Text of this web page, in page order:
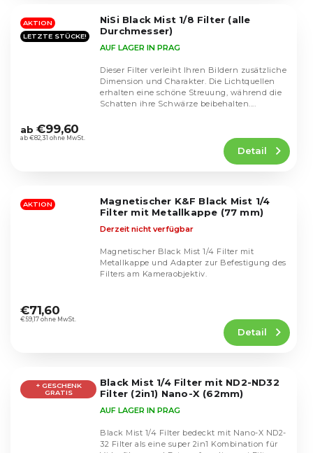
Sternen.
AKTION
LETZTE STÜCKE!
NiSi Black Mist 1/8 Filter (alle
Durchmesser)
durchschnittliche
Produktbewertung
Sternen.
AUF LAGER IN PRAG
ab €82,31 ohne MwSt.
ab €99,60
Detail
Dieser Filter verleiht Ihren Bildern zusätzliche
Dimension und Charakter. Die Lichtquellen
erhalten eine schöne Streuung, während die
Schatten ihre Schwärze beibehalten....
AKTION
Magnetischer K&F Black Mist 1/4
Filter mit Metallkappe (77 mm)
durchschnittliche
Produktbewertung
Sternen.
Derzeit nicht verfügbar
€59,17 ohne MwSt.
€71,60
Detail
Magnetischer Black Mist 1/4 Filter mit
Metallkappe und Adapter zur Befestigung des
Filters am Kameraobjektiv.
+ GESCHENK
GRATIS
Black Mist 1/4 Filter mit ND2-ND32
Filter (2in1) Nano-X (62mm)
AUF LAGER IN PRAG
Black Mist 1/4 Filter bedeckt mit Nano-X ND2-
32 Filter als eine super 2in1 Kombination für